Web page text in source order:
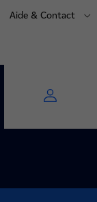
Aide & Contact